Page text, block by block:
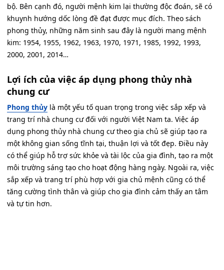
bộ. Bên cạnh đó, người mệnh kim lại thường độc đoán, sẽ có
khuynh hướng dốc lòng đề đạt được mục đích. Theo sách
phong thủy, những năm sinh sau đây là người mang mệnh
kim: 1954, 1955, 1962, 1963, 1970, 1971, 1985, 1992, 1993,
2000, 2001, 2014…
Lợi ích của việc áp dụng phong thủy nhà
chung cư
Phong thủy là một yếu tố quan trọng trong việc sắp xếp và
trang trí nhà chung cư đối với người Việt Nam ta. Việc áp
dụng phong thủy nhà chung cư theo gia chủ sẽ giúp tạo ra
một không gian sống tĩnh tại, thuận lợi và tốt đẹp. Điều này
có thể giúp hỗ trợ sức khỏe và tài lộc của gia đình, tạo ra một
môi trường sáng tạo cho hoạt động hàng ngày. Ngoài ra, việc
sắp xếp và trang trí phù hợp với gia chủ mệnh cũng có thể
tăng cường tình thân và giúp cho gia đình cảm thấy an tâm
và tự tin hơn.